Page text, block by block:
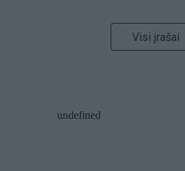
Visi įrašai